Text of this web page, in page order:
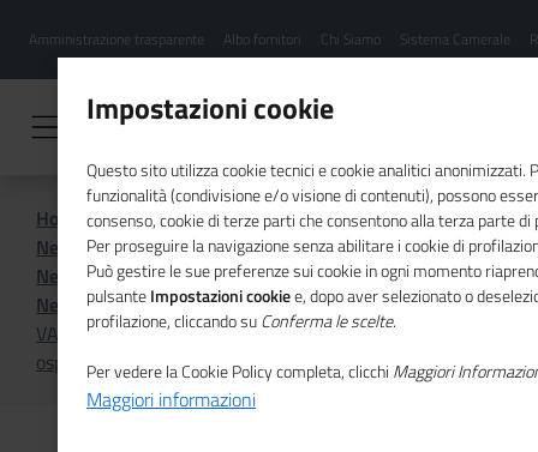
contenuto
Menu
hamburgher
Amministrazione trasparente Albo fornitori Chi Siamo Sistema Camerale
Home
Sistema Camerale
News dal sistema camerale
News dal sistema camerale - Archivio 2024
News dal sistema camerale - Archivio aprile 2024
VARESE - Sport ed economia, la Camera di commercio
ospita il Business Forum Ohio
Impostazioni cookie
Questo sito utilizza cookie tecnici e cookie analitici anonimizzati.
funzionalità (condivisione e/o visione di contenuti), possono
consenso, cookie di terze parti che consentono alla terza parte
Per proseguire la navigazione senza abilitare i cookie di
Può gestire le sue preferenze sui cookie in ogni momento
pulsanteImpostazioni cookiee, dopo aver selezionato o
profilazione, cliccando suConferma le scelte.
Per vedere la Cookie Policy completa, clicchi Maggiori
Maggiori informazioni